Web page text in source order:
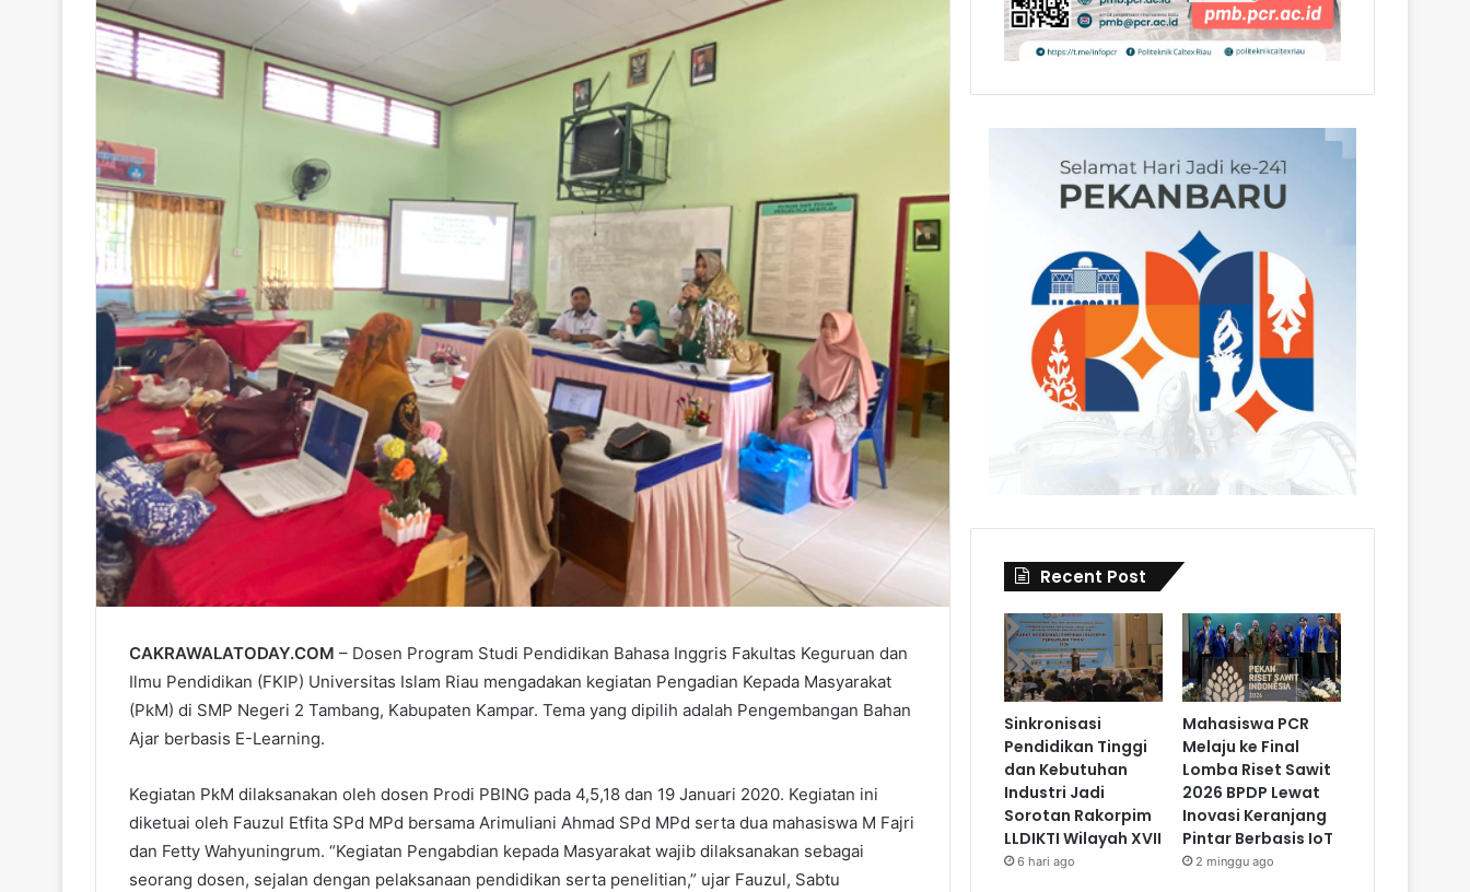
CAKRAWALATODAY.COM – Dosen Program Studi Pendidikan Bahasa Inggris Fakultas Keguruan dan
Ilmu Pendidikan (FKIP) Universitas Islam Riau mengadakan kegiatan Pengadian Kepada Masyarakat
(PkM) di SMP Negeri 2 Tambang, Kabupaten Kampar. Tema yang dipilih adalah Pengembangan Bahan
Ajar berbasis E-Learning.
Kegiatan PkM dilaksanakan oleh dosen Prodi PBING pada 4,5,18 dan 19 Januari 2020. Kegiatan ini
diketuai oleh Fauzul Etfita SPd MPd bersama Arimuliani Ahmad SPd MPd serta dua mahasiswa M Fajri
dan Fetty Wahyuningrum. “Kegiatan Pengabdian kepada Masyarakat wajib dilaksanakan sebagai
seorang dosen, sejalan dengan pelaksanaan pendidikan serta penelitian,” ujar Fauzul, Sabtu
Recent Post
Sinkronisasi
Pendidikan Tinggi
dan Kebutuhan
Industri Jadi
Sorotan Rakorpim
LLDIKTI Wilayah XVII
6 hari ago
Mahasiswa PCR
Melaju ke Final
Lomba Riset Sawit
2026 BPDP Lewat
Inovasi Keranjang
Pintar Berbasis IoT
2 minggu ago